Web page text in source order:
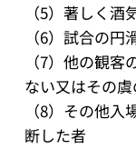
（5）著しく
（6）試合の
（7）他の観
ない又はその
（8）その他
断した者